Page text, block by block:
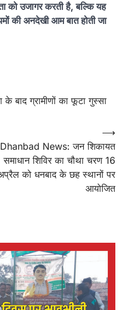
को उजागर करती है, बल्कि यह
की अनदेखी आम बात होती जा
के बाद ग्रामीणों का फूटा गुस्सा
Dhanbad News: जन शिकायत
समाधान शिविर का चौथा चरण 16
को धनबाद के छह स्थानों पर
आयोजित
⟶